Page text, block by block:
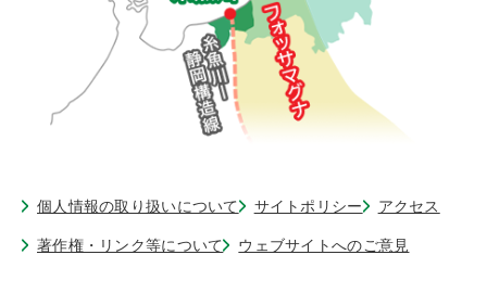
個人情報の取り扱いについて サイトポリシー アクセス
著作権・リンク等について ウェブサイトへのご意見